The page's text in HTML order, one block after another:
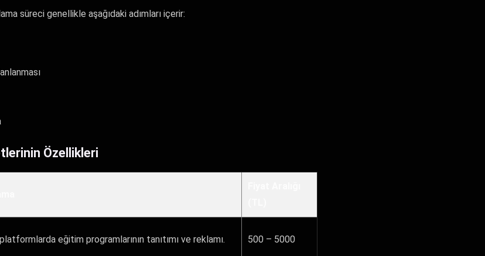
süreci genellikle aşağıdaki adımları içerir:
Özellikleri
eğitim programlarının tanıtımı ve reklamı. 500 – 5000